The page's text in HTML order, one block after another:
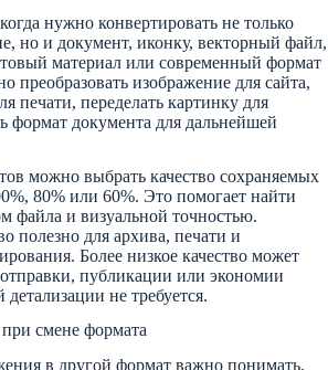
нужно конвертировать не только
но и документ, иконку, векторный файл,
материал или современный формат
изображение для сайта,
печати, переделать картинку для
формат документа для дальнейшей
можно выбрать качество сохраняемых
80% или 60%. Это помогает найти
файла и визуальной точностью.
полезно для архива, печати и
Более низкое качество может
публикации или экономии
не требуется.
смене формата
в другой формат важно понимать,